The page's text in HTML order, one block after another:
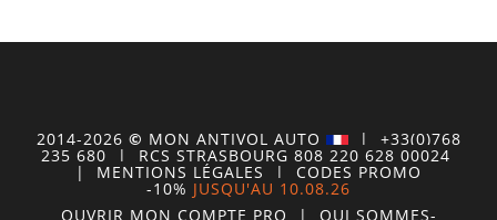
2014-2026 © MON ANTIVOL AUTO | +33(0)768
235 680 | RCS STRASBOURG 808 220 628 00024
| MENTIONS LÉGALES | CODES PROMO
-10% JUSQU'AU 10.08.26
OUVRIR MON COMPTE PRO | QUI SOMMES-